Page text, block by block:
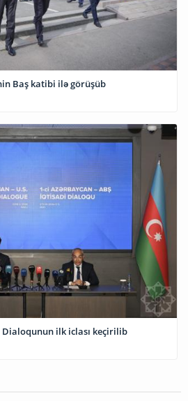
Baş katibi ilə görüşüb
ilk iclası keçirilib